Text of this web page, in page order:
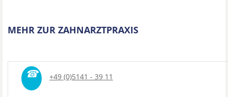
MEHR ZUR ZAHNARZTPRAXIS
☎ +49 (0)5141 - 39 11